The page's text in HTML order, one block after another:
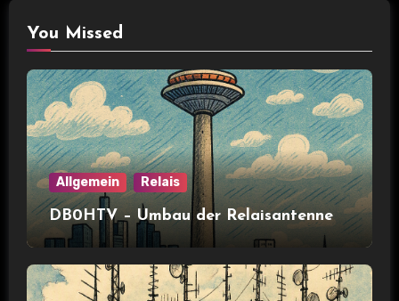
You Missed
Allgemein Relais
DB0HTV – Umbau der Relaisantenne